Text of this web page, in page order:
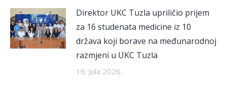
Direktor UKC Tuzla upriličio prijem
za 16 studenata medicine iz 10
država koji borave na međunarodnoj
razmjeni u UKC Tuzla
16. Jula 2026.